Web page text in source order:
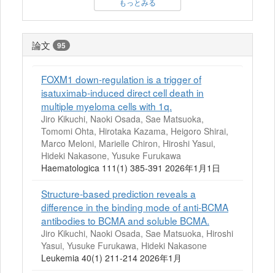
論文 95
FOXM1 down-regulation is a trigger of
isatuximab-induced direct cell death in
multiple myeloma cells with 1q.
Jiro Kikuchi, Naoki Osada, Sae Matsuoka,
Tomomi Ohta, Hirotaka Kazama, Heigoro Shirai,
Marco Meloni, Marielle Chiron, Hiroshi Yasui,
Hideki Nakasone, Yusuke Furukawa
Haematologica 111(1) 385-391 2026年1月1日
Structure-based prediction reveals a
difference in the binding mode of anti-BCMA
antibodies to BCMA and soluble BCMA.
Jiro Kikuchi, Naoki Osada, Sae Matsuoka, Hiroshi
Yasui, Yusuke Furukawa, Hideki Nakasone
Leukemia 40(1) 211-214 2026年1月